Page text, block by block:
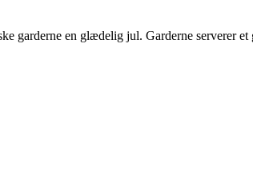
garderne en glædelig jul. Garderne serverer